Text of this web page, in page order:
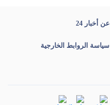
عن أخبار 24
سياسة الروابط الخارجية